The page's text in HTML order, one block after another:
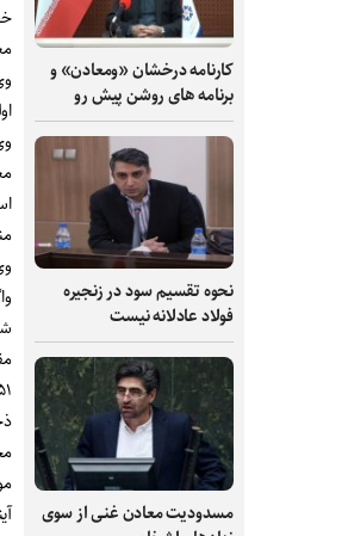
کارنامه درخشان «ومعادن» و
برنامه های روشن پیش رو
نحوه تقسیم سود در زنجیره
فولاد عادلانه نیست
مسدودیت معادن غنی از سوی
۵۱ نوع ماده معدنی